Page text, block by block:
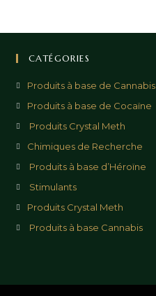
CATÉGORIES
Produits à base de Cannabis
Produits à base de Cocaïne
Produits Crystal Meth
Chimiques de Recherche
Produits à base d’Héroïne
Stimulants
Produits Crystal Meth
Produits à base Cannabis